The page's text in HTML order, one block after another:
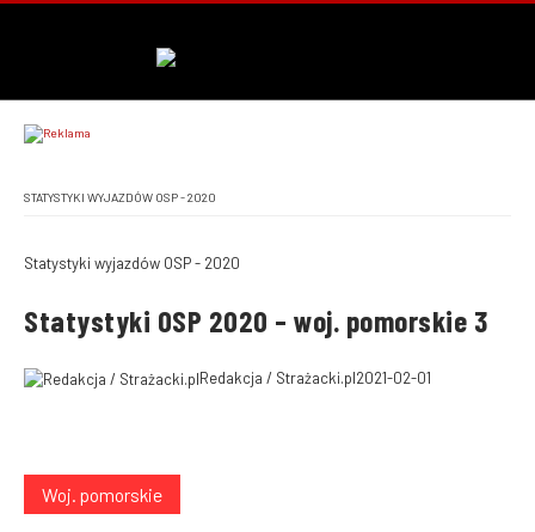
STATYSTYKI WYJAZDÓW OSP - 2020
Statystyki wyjazdów OSP - 2020
Statystyki OSP 2020 – woj. pomorskie 3
Redakcja / Strażacki.pl2021-02-01
Woj. pomorskie